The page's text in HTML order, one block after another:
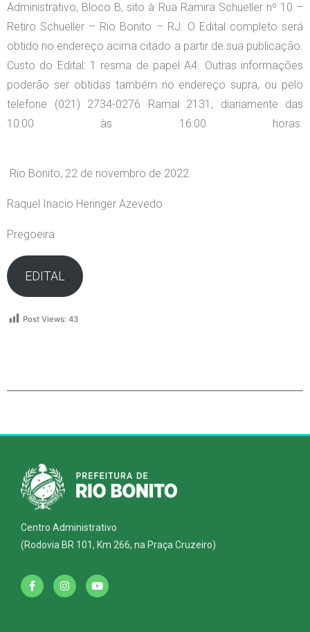
Administrativo, Bloco B, sito à Rua Ramira Schueller nº 10 –
Retiro Schueller – Rio Bonito – RJ. O Edital completo será
obtido no endereço acima citado a partir de sua publicação.
Custo do Edital: 1 resma de papel A4. Outras informações
poderão ser obtidas também no endereço supra, ou pelo
telefone (021) 2734-0276 Ramal 2131, diariamente das
10:00 às 16:00 horas.
Rio Bonito, 22 de novembro de 2022.
Raquel Inacio Heringer Azevedo
Pregoeira
EDITAL
Post Views: 43
Centro Administrativo
(Rodovia BR 101, Km 266, na Praça Cruzeiro)